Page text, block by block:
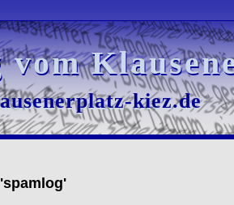
vom
vom
kiez.de
kiez.de